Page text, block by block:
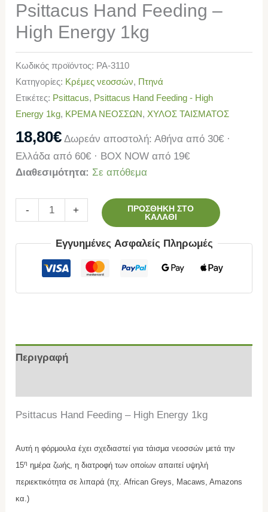
Psittacus Hand Feeding –
High Energy 1kg
Κωδικός προϊόντος: PA-3110
Κατηγορίες: Κρέμες νεοσσών, Πτηνά
Ετικέτες: Psittacus, Psittacus Hand Feeding - High
Energy 1kg, ΚΡΕΜΑ ΝΕΟΣΣΩΝ, ΧΥΛΟΣ ΤΑΙΣΜΑΤΟΣ
18,80€ Δωρεάν αποστολή: Αθήνα από 30€ ·
Ελλάδα από 60€ · BOX NOW από 19€
Διαθεσιμότητα: Σε απόθεμα
- +
ΠΡΟΣΘΉΚΗ ΣΤΟ
ΚΑΛΆΘΙ
Εγγυημένες Ασφαλείς Πληρωμές
Περιγραφή
Psittacus Hand Feeding – High Energy 1kg
Αυτή η φόρμουλα έχει σχεδιαστεί για τάισμα νεοσσών μετά την
15η ημέρα ζωής, η διατροφή των οποίων απαιτεί υψηλή
περιεκτικότητα σε λιπαρά (πχ. African Greys, Macaws, Amazons
κα.)